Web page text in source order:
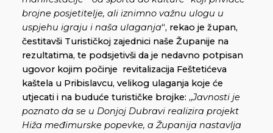
brojne posjetitelje, ali iznimno važnu ulogu u
uspjehu igraju i naša ulaganja“, rekao je župan,
čestitavši Turističkoj zajednici naše Županije na
rezultatima, te podsjetivši da je nedavno potpisan
ugovor kojim počinje revitalizacija Feštetićeva
kaštela u Pribislavcu, velikog ulaganja koje će
utjecati i na buduće turističke brojke: „Javnosti je
poznato da se u Donjoj Dubravi realizira projekt
Hiža međimurske popevke, a Županija nastavlja